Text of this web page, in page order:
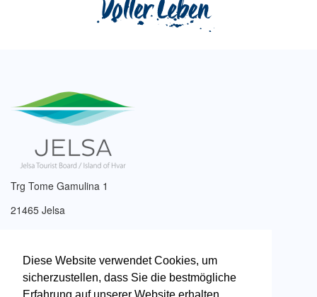
Diese Website verwendet Cookies, um
sicherzustellen, dass Sie die bestmögliche
Trg Tome Gamulina 1
21465 Jelsa
Email:info@tzjelsa.hr